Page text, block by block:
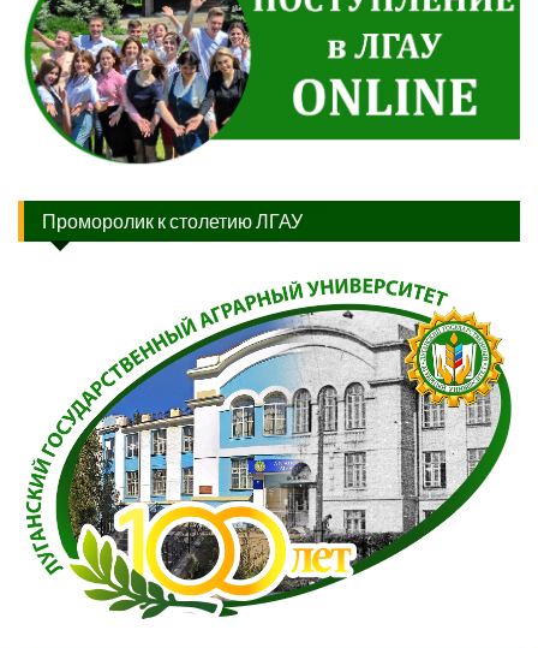
Проморолик к столетию ЛГАУ